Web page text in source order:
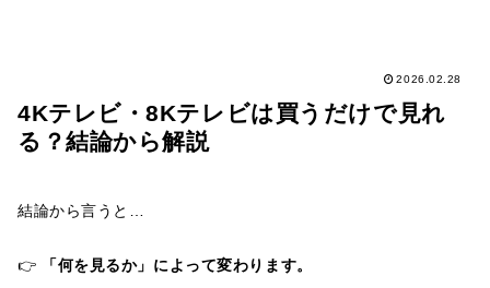
2026.02.28
4Kテレビ・8Kテレビは買うだけで見れ
る？結論から解説
結論から言うと…
👉 「何を見るか」によって変わります。